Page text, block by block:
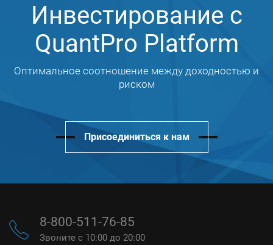
Инвестирование с
QuantPro Platform
Оптимальное соотношение между доходностью и
риском
Присоединиться к нам
8-800-511-76-85
Звоните с 10:00 до 20:00